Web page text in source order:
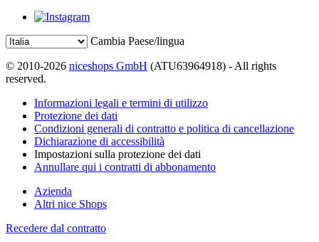
Cambia Paese/lingua
© 2010-2026 niceshops GmbH (ATU63964918) - All rights
reserved.
Informazioni legali e termini di utilizzo
Protezione dei dati
Condizioni generali di contratto e politica di cancellazione
Dichiarazione di accessibilità
Impostazioni sulla protezione dei dati
Annullare qui i contratti di abbonamento
Azienda
Altri nice Shops
Recedere dal contratto